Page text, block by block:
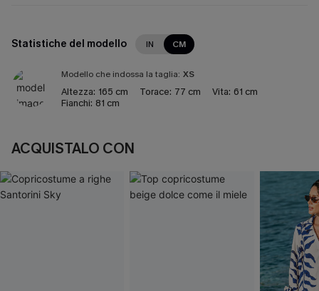
Statistiche del modello IN CM
Modello che indossa la taglia: XS
Altezza: 165 cm Torace: 77 cm Vita: 61 cm
Fianchi: 81 cm
ACQUISTALO CON